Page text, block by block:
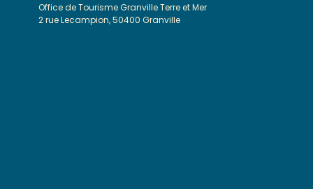
Office de Tourisme Granville Terre et Mer
2 rue Lecampion, 50400 Granville